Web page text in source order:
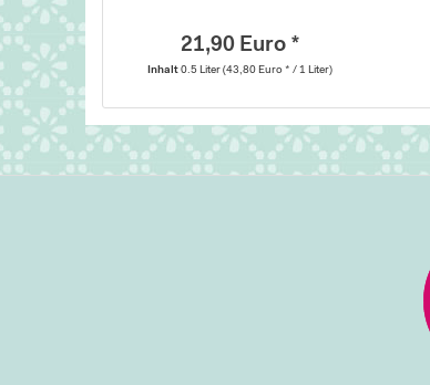
21,90 Euro *
Inhalt0.5 Liter(43,80 Euro * / 1 Liter)